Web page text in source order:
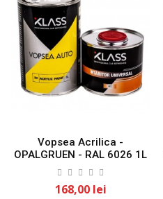
Vopsea Acrilica -
OPALGRUEN - RAL 6026 1L
KLASS
168,00 lei